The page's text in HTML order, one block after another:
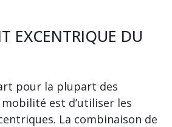
EXCENTRIQUE DU
pour la plupart des
est d’utiliser les
La combinaison de